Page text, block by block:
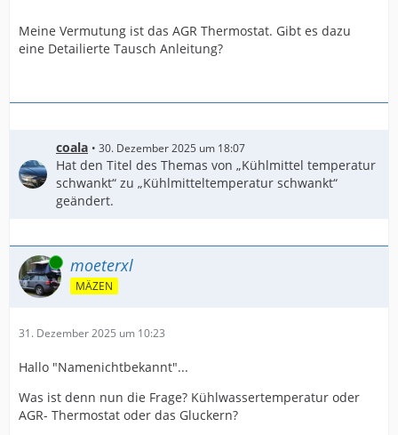
Meine Vermutung ist das AGR Thermostat. Gibt es dazu
eine Detailierte Tausch Anleitung?
coala 30. Dezember 2025 um 18:07
Hat den Titel des Themas von „Kühlmittel temperatur
schwankt“ zu „Kühlmitteltemperatur schwankt“
geändert.
Online moeterxl
MÄZEN
31. Dezember 2025 um 10:23
Hallo "Namenichtbekannt"...
Was ist denn nun die Frage? Kühlwassertemperatur oder
AGR- Thermostat oder das Gluckern?